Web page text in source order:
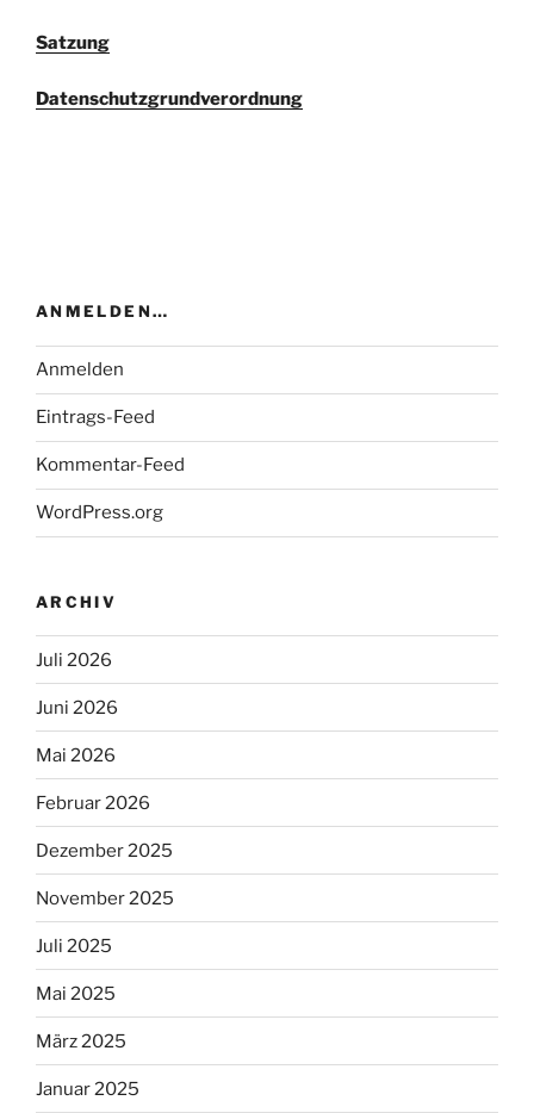
Satzung
Datenschutzgrundverordnung
ANMELDEN…
Anmelden
Eintrags-Feed
Kommentar-Feed
WordPress.org
ARCHIV
Juli 2026
Juni 2026
Mai 2026
Februar 2026
Dezember 2025
November 2025
Juli 2025
Mai 2025
März 2025
Januar 2025